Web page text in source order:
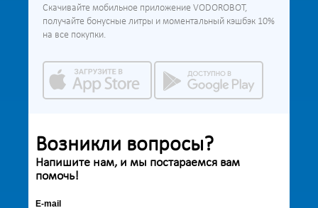
Скачивайте мобильное приложение VODOROBOT,
получайте бонусные литры и моментальный кэшбэк 10%
на все покупки.
Возникли вопросы?
Напишите нам, и мы постараемся вам
помочь!
E-mail